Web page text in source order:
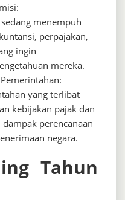
menempuh
perpajakan,
ingin
mereka.
yang terlibat
kebijakan pajak dan
perencanaan
negara.
Tahun